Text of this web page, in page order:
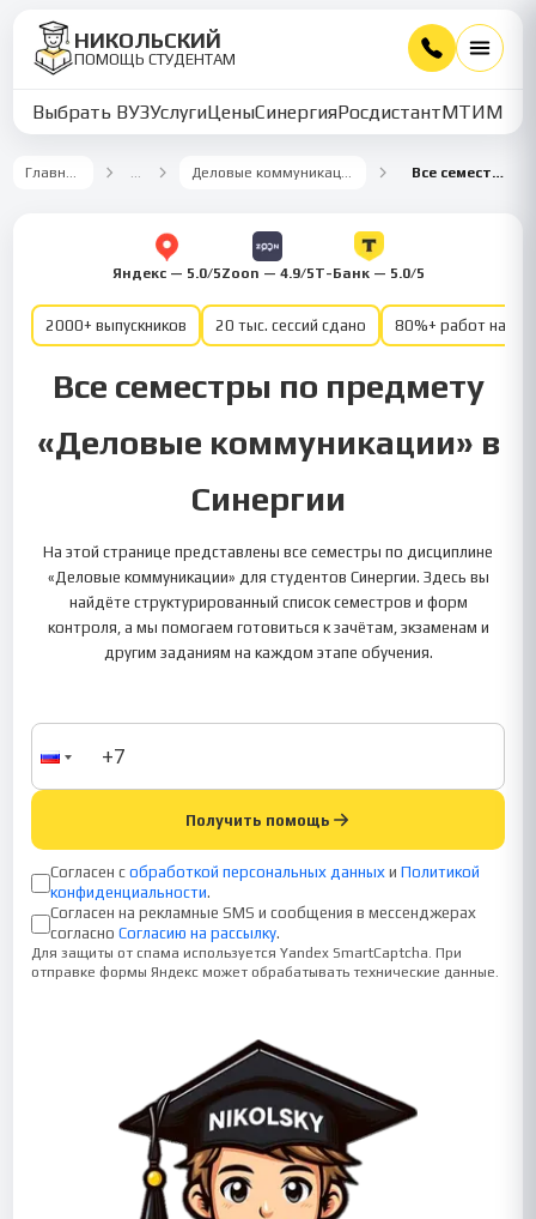
НИКОЛЬСКИЙ
ПОМОЩЬ СТУДЕНТАМ
Выбрать ВУЗУслугиЦеныСинергияРосдистантМТИММУ
Главная … Деловые коммуникации Все семестры
Яндекс — 5.0/5Zoon — 4.9/5Т-Банк — 5.0/5
2000+ выпускников 20 тыс. сессий сдано 80%+ работ на
Все семестры по предмету
«Деловые коммуникации» в
Синергии
На этой странице представлены все семестры по дисциплине
«Деловые коммуникации» для студентов Синергии. Здесь вы
найдёте структурированный список семестров и форм
контроля, а мы помогаем готовиться к зачётам, экзаменам и
другим заданиям на каждом этапе обучения.
Получить помощь
Согласен с обработкой персональных данных и Политикой
конфиденциальности.
Согласен на рекламные SMS и сообщения в мессенджерах
согласно Согласию на рассылку.
Для защиты от спама используется Yandex SmartCaptcha. При
отправке формы Яндекс может обрабатывать технические данные.